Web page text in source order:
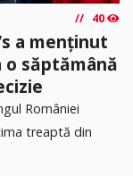
40
a menținut
o săptămână
României
treaptă din